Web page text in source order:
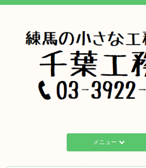
メニュー